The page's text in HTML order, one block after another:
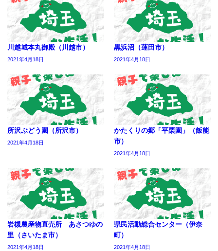
川越城本丸御殿（川越市）
2021年4月18日
黒浜沼（蓮田市）
2021年4月18日
所沢ぶどう園（所沢市）
2021年4月18日
かたくりの郷「平栗園」（飯能
市）
2021年4月18日
岩槻農産物直売所 あさつゆの
里（さいたま市）
2021年4月18日
県民活動総合センター（伊奈
町）
2021年4月18日